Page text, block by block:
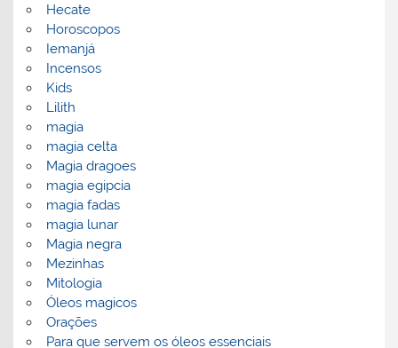
Hecate
Horoscopos
Iemanjá
Incensos
Kids
Lilith
magia
magia celta
Magia dragoes
magia egipcia
magia fadas
magia lunar
Magia negra
Mezinhas
Mitologia
Óleos magicos
Orações
Para que servem os óleos essenciais